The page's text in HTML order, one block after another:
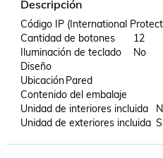
Descripción
Código IP (International
Cantidad de botones	12
Iluminación de teclado	No
Diseño
Ubicación	Pared
Contenido del embalaje
Unidad de interiores incluida
Unidad de exteriores incluida